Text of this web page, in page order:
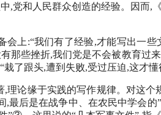
,党和人民群众创造的经验。因而,
上:“我们有了经验,才能写出一
那些挫折,我们党是不会被教育过
了跟头,遭到失败,受过压迫,这才
论缘于实践的写作规律。对这个
最后是在战争中、在农民中学会